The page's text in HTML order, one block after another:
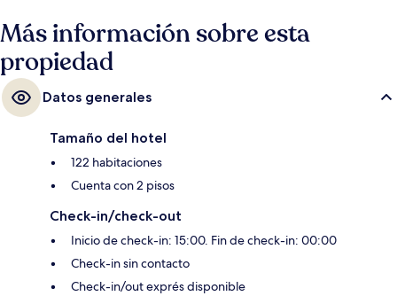
Más información sobre esta
propiedad
Datos generales
Tamaño del hotel
122 habitaciones
Cuenta con 2 pisos
Check-in/check-out
Inicio de check-in: 15:00. Fin de check-in: 00:00
Check-in sin contacto
Check-in/out exprés disponible